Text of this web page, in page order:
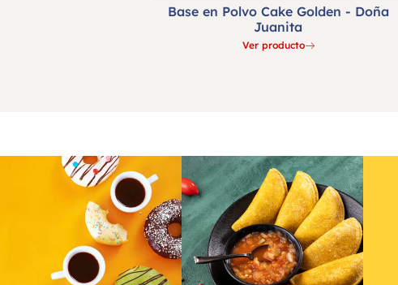
Base en Polvo Cake Golden - Doña
Juanita
Ver producto